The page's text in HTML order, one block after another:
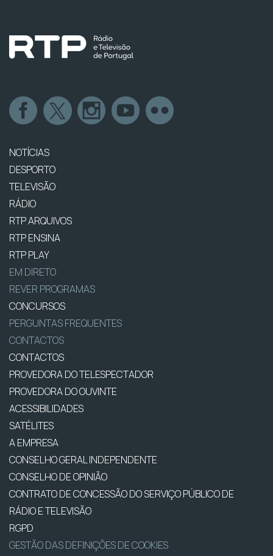
NOTÍCIAS
DESPORTO
TELEVISÃO
RÁDIO
RTP ARQUIVOS
RTP ENSINA
RTP PLAY
EM DIRETO
REVER PROGRAMAS
CONCURSOS
PERGUNTAS FREQUENTES
CONTACTOS
CONTACTOS
PROVEDORA DO TELESPECTADOR
PROVEDORA DO OUVINTE
ACESSIBILIDADES
SATÉLITES
A EMPRESA
CONSELHO GERAL INDEPENDENTE
CONSELHO DE OPINIÃO
CONTRATO DE CONCESSÃO DO SERVIÇO PÚBLICO DE
RÁDIO E TELEVISÃO
RGPD
GESTÃO DAS DEFINIÇÕES DE COOKIES